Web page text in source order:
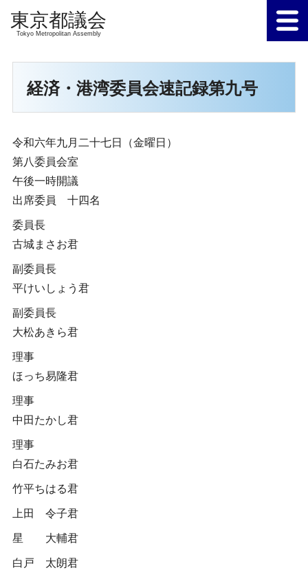
Tokyo Metropolitan Assembly
経済・港湾委員会速記録第九号
令和六年九月二十七日（金曜日）
第八委員会室
午後一時開議
出席委員 十四名
委員長
古城まさお君
副委員長
平けいしょう君
副委員長
大松あきら君
理事
ほっち易隆君
理事
中田たかし君
理事
白石たみお君
竹平ちはる君
上田 令子君
星 大輔君
白戸 太朗君